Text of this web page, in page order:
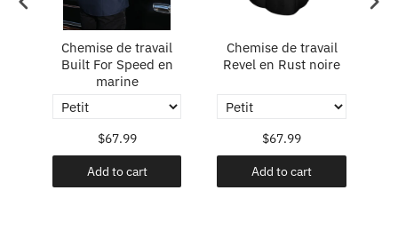
Chemise de travail
Built For Speed en
marine
$67.99
Add to cart
Chemise de travail
Revel en Rust noire
$67.99
Add to cart